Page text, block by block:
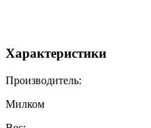
Характеристики
Производитель:
Милком